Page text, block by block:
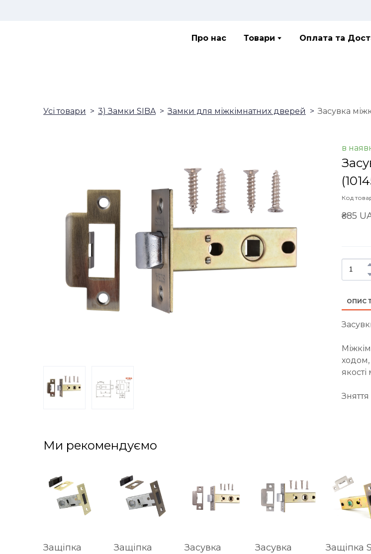
Про нас Товари Оплата та
Усі товари 3) Замки SIBA Замки для міжкімнатних дверей Засувка
в
Код
₴85
ОПИС
ходом,
якості
Ми рекомендуємо
Защіпка
Защіпка
Засувка
Засувка
Защіпка